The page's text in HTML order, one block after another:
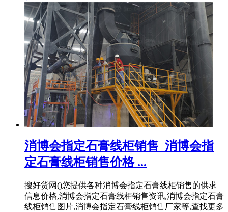
消博会指定石膏线柜销售_消博会指
定石膏线柜销售价格 ...
搜好货网()您提供各种消博会指定石膏线柜销售的供求
信息价格,消博会指定石膏线柜销售资讯,消博会指定石膏
线柜销售图片,消博会指定石膏线柜销售厂家等,查找更多